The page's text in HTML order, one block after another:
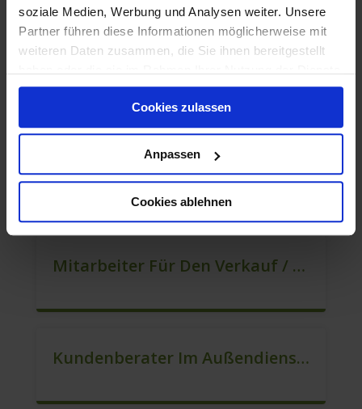
soziale Medien, Werbung und Analysen weiter. Unsere
Partner führen diese Informationen möglicherweise mit
weiteren Daten zusammen, die Sie ihnen bereitgestellt
gesammelt haben.
Cookies zulassen
Anpassen
Cookies ablehnen
Berater Im Vertrieb / Sales (m/w/d)
Quereinsteiger / Kundenberatung (B2C) (m/w/d)
Mitarbeiter Für Den Verkauf / Vertrieb (m/w/d)
Kundenberater Im Außendienst (m/w/d)